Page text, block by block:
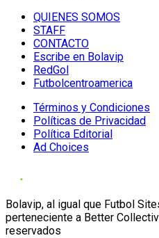
QUIENES SOMOS
STAFF
CONTACTO
Escribe en Bolavip
RedGol
Futbolcentroamerica
Términos y Condiciones
Políticas de Privacidad
Política Editorial
Ad Choices
Bolavip, al igual que Futbol
perteneciente a Better
reservados